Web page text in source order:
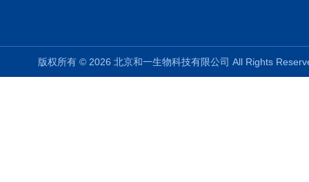
版权所有 © 2026 北京和一生物科技有限公司 All Rights